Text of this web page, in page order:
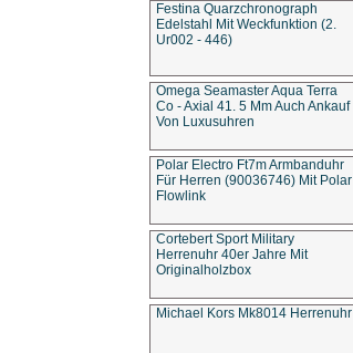
Festina Quarzchronograph
Edelstahl Mit Weckfunktion (2.
Ur002 - 446)
Omega Seamaster Aqua Terra
Co - Axial 41. 5 Mm Auch Ankauf
Von Luxusuhren
Polar Electro Ft7m Armbanduhr
Für Herren (90036746) Mit Polar
Flowlink
Cortebert Sport Military
Herrenuhr 40er Jahre Mit
Originalholzbox
Michael Kors Mk8014 Herrenuhr